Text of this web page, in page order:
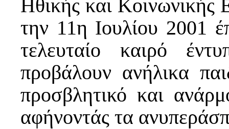
Ηθικής και Κοινωνικής
την 11η Ιουλίου 2001
τελευταίο καιρό
προβάλουν ανήλικα
προσβλητικό και
αφήνοντάς τα